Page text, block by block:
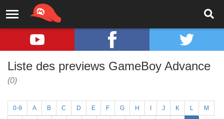
Liste des previews GameBoy Advance
(0)
0-9 A B C D E F G H J K L M